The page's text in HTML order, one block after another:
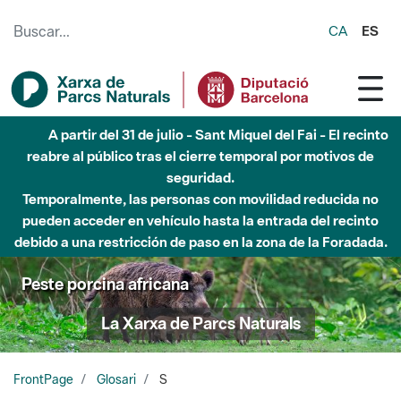
CA ES
A partir del 31 de julio - Sant Miquel del Fai - El recinto
reabre al público tras el cierre temporal por motivos de
seguridad.
Temporalmente, las personas con movilidad reducida no
pueden acceder en vehículo hasta la entrada del recinto
debido a una restricción de paso en la zona de la Foradada.
Peste porcina africana
La Xarxa de Parcs Naturals
FrontPage Glosari S